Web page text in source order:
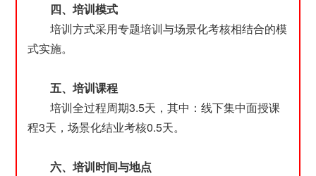
四、培训模式
培训方式采用专题培训与场景化考核相结合的模
式实施。
五、培训课程
培训全过程周期3.5天，其中：线下集中面授课
程3天，场景化结业考核0.5天。
六、培训时间与地点